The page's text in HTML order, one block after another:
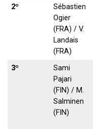
2º
Sébastien
Ogier
(FRA) / V.
Landais
(FRA)
3º
Sami
Pajari
(FIN) / M.
Salminen
(FIN)